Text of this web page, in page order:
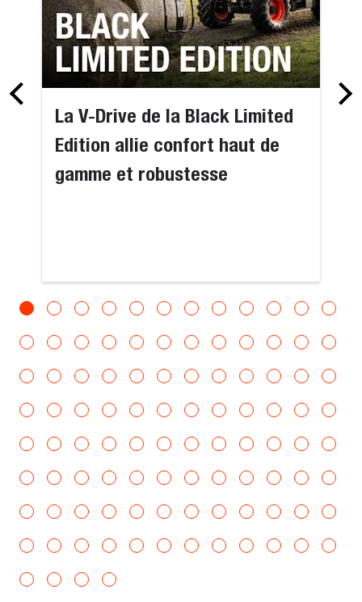
La V-Drive de la Black Limited
Edition allie confort haut de
gamme et robustesse